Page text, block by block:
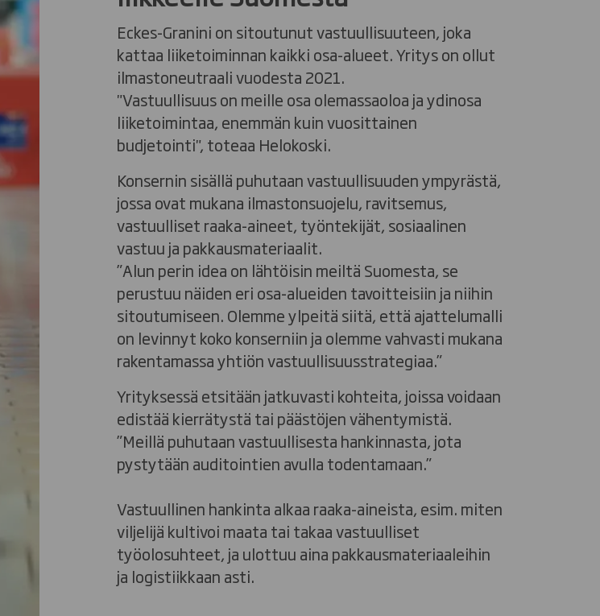
Eckes-Granini on sitoutunut vastuullisuuteen, joka
kattaa liiketoiminnan kaikki osa-alueet. Yritys on ollut
ilmastoneutraali vuodesta 2021.
"Vastuullisuus on meille osa olemassaoloa ja ydinosa
liiketoimintaa, enemmän kuin vuosittainen
budjetointi", toteaa Helokoski.
Konsernin sisällä puhutaan vastuullisuuden ympyrästä,
jossa ovat mukana ilmastonsuojelu, ravitsemus,
vastuulliset raaka-aineet, työntekijät, sosiaalinen
vastuu ja pakkausmateriaalit.
”Alun perin idea on lähtöisin meiltä Suomesta, se
perustuu näiden eri osa-alueiden tavoitteisiin ja niihin
sitoutumiseen. Olemme ylpeitä siitä, että ajattelumalli
on levinnyt koko konserniin ja olemme vahvasti mukana
rakentamassa yhtiön vastuullisuusstrategiaa.”
Yrityksessä etsitään jatkuvasti kohteita, joissa voidaan
edistää kierrätystä tai päästöjen vähentymistä.
”Meillä puhutaan vastuullisesta hankinnasta, jota
pystytään auditointien avulla todentamaan.”
Vastuullinen hankinta alkaa raaka-aineista, esim. miten
viljelijä kultivoi maata tai takaa vastuulliset
työolosuhteet, ja ulottuu aina pakkausmateriaaleihin
ja logistiikkaan asti.